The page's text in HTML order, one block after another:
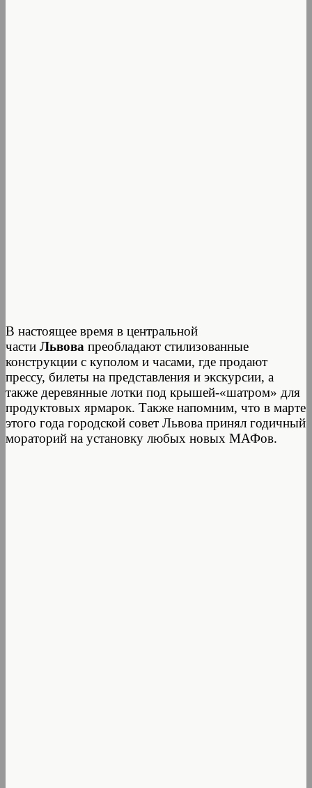
В настоящее время в центральной
части Львова преобладают стилизованные
конструкции с куполом и часами, где продают
прессу, билеты на представления и экскурсии, а
также деревянные лотки под крышей-«шатром» для
продуктовых ярмарок. Также напомним, что в марте
этого года городской совет Львова принял годичный
мораторий на установку любых новых МАФов.